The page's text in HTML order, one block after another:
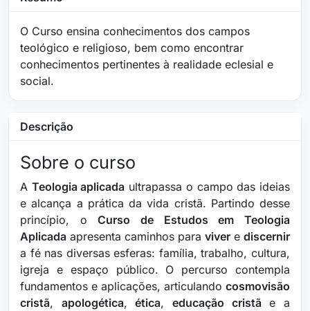
O Curso ensina conhecimentos dos campos
teológico e religioso, bem como encontrar
conhecimentos pertinentes à realidade eclesial e
social.
Descrição
Sobre o curso
A Teologia aplicada ultrapassa o campo das ideias
e alcança a prática da vida cristã. Partindo desse
princípio, oCurso de Estudos em Teologia
Aplicada apresenta caminhos para viver e discernir
a fé nas diversas esferas: família, trabalho, cultura,
igreja e espaço público. O percurso contempla
fundamentos e aplicações, articulando cosmovisão
cristã, apologética,ética,educação cristãe a